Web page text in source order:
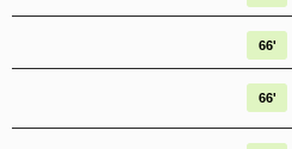
66'
66'